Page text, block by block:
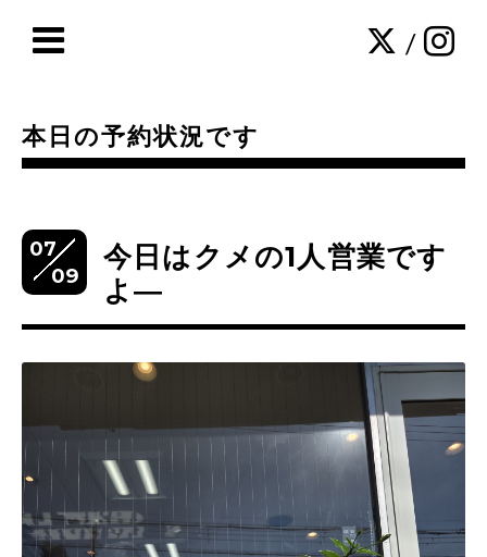
/
本日の予約状況です
07
09
今日はクメの1人営業です
よ―